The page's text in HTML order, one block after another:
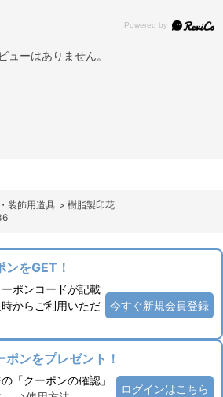
ューはありません。
装飾用道具 > 樹脂製印花
をGET！
ポンコードが記載
からご利用いただ
今すぐ新規会員登録
ンをプレゼント！
「クーポンの確認」
ログインはこちら